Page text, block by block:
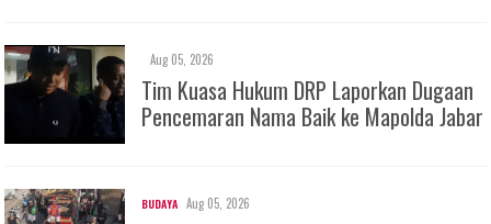
Aug 05, 2026
Tim Kuasa Hukum DRP Laporkan Dugaan
Pencemaran Nama Baik ke Mapolda Jabar
BUDAYA Aug 05, 2026